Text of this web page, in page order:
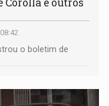
Corolla e outros
o boletim de